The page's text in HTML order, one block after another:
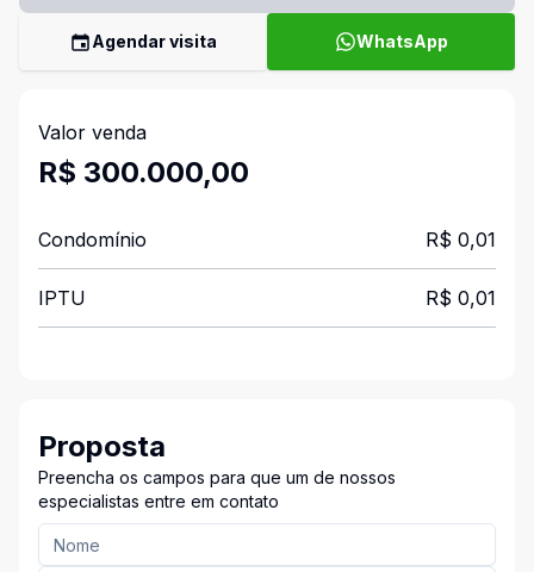
Agendar visita WhatsApp
Valor venda
R$ 300.000,00
Condomínio R$ 0,01
IPTU R$ 0,01
Proposta
Preencha os campos para que um de nossos
especialistas entre em contato